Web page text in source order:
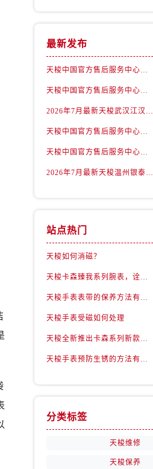
最新发布
天梭中国官方售后服务中心｜最新地址与24小时服务电话权威信息通告（2026年7月最新）
天梭中国官方售后服务中心｜详细热线电话及全部网点地址权威信息通知（2026年7月最新）
2026年7月最新天梭武汉江汉路印象城维修保养服务电话
天梭中国官方售后服务中心｜最新地址及官方客服热线权威信息通告（2026年7月最新）
天梭中国官方售后服务中心｜详细地址与售后热线权威信息通知（2026年7月最新）
2026年7月最新天梭温州银泰百货瓯海店维修保养服务电话
站点热门
天梭如何消磁？
天梭卡森臻我系列腕表，诠释着新青年的生活态度
天梭手表表带的保养方法有哪些？
天梭手表受磁如何处理
天梭全新推出卡森系列新款腕表
天梭手表预防生锈的方法有什么？（预防方法）
分类标签
天梭维修
天梭保养